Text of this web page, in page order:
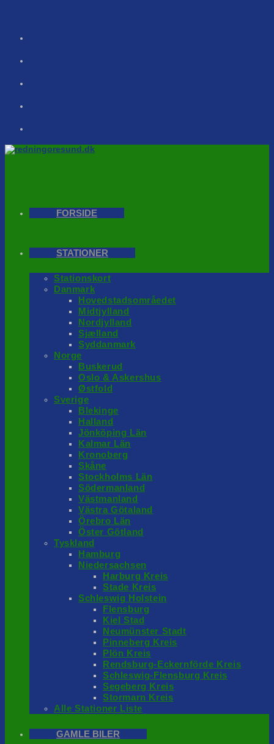
FORSIDE
STATIONER
Stationskort
Danmark
Hovedstadsområedet
Midtjylland
Nordjylland
Sjælland
Syddanmark
Norge
Buskerud
Oslo & Askershus
Østfold
Sverige
Blekinge
Halland
Jönköping Län
Kalmar Län
Kronoberg
Skåne
Stockholms Län
Södermanland
Västmanland
Västra Götaland
Örebro Län
Öster Götland
Tyskland
Hamburg
Niedersachsen
Harburg Kreis
Stade Kreis
Schleswig Holstein
Flensburg
Kiel Stad
Neumünster Stadt
Pinneberg Kreis
Plön Kreis
Rendsburg-Eckernförde Kreis
Schleswig-Flensburg Kreis
Segeberg Kreis
Stormarn Kreis
Alle Stationer Liste
GAMLE BILER